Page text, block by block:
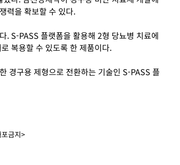
력을 확보할 수 있다.
. S-PASS 플랫폼을 활용해 2형 당뇨병 치료에
복용할 수 있도록 한 제품이다.
경구용 제형으로 전환하는 기술인 S-PASS 플
금지>